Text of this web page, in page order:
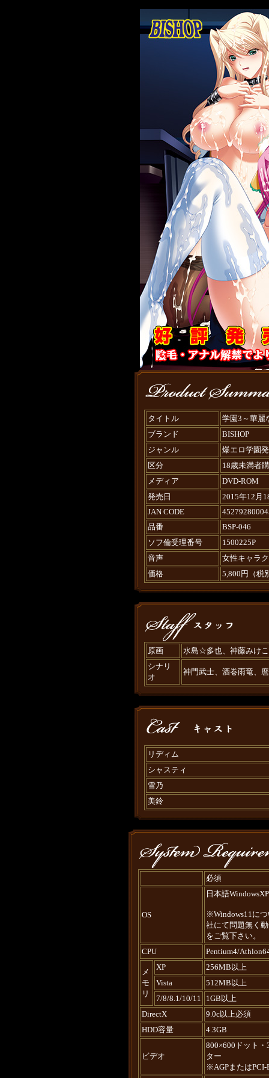
タイトル
学園3～華麗
ブランド
BISHOP
ジャンル
爆エロ学園
区分
18歳未満者
メディア
DVD-ROM
発売日
2015年12月
JAN CODE
品番
BSP-046
ソフ倫受理番号
1500225P
音声
女性キャラ
価格
5,800円（税
原画
水島☆多也、神藤みけ
シナリ
オ
神門武士、酒巻雨竜、
リディム
シャスティ
雪乃
美鈴
必須
OS
日本語
※Windows11に
社にて問題無く
をご覧下さい。
CPU
Pentium4/
メ
モ
リ
XP
256MB以上
Vista
512MB以上
7/8/8.1/10/11
1GB以上
DirectX
9.0c以上必須
HDD容量
4.3GB
ビデオ
800×600ドット
ター
※AGPまたはPCI-